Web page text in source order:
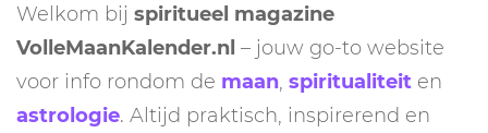
Welkom bij spiritueel magazine
VolleMaanKalender.nl – jouw go-to website
voor info rondom de maan, spiritualiteit en
astrologie. Altijd praktisch, inspirerend en